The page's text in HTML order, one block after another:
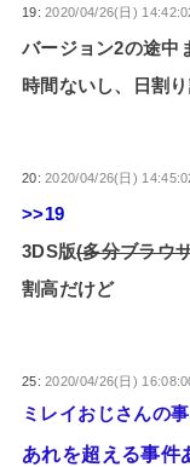
19:2020/04/26(日)
バージョン2の途中
時間ないし、日割
20:2020/04/26(日)
>>19
3DS版(多分ブラウ
割高だけど
25:2020/04/26(日)
ミレイおじさんの
あれを超える事件